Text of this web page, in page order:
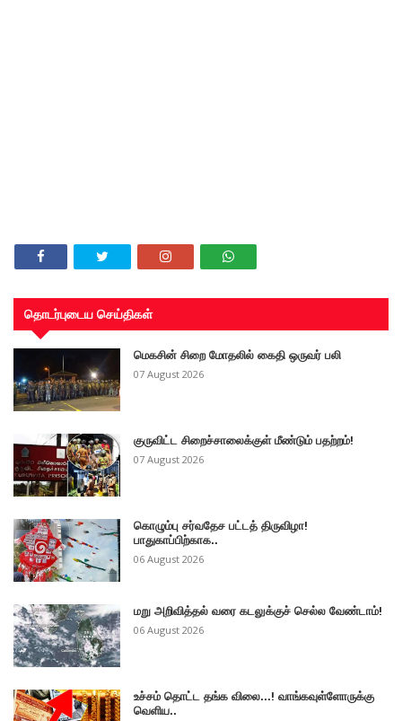
தொடர்புடைய செய்திகள்
மெகசின் சிறை மோதலில் கைதி ஒருவர் பலி
07 August 2026
குருவிட்ட சிறைச்சாலைக்குள் மீண்டும் பதற்றம்!
07 August 2026
கொழும்பு சர்வதேச பட்டத் திருவிழா!
பாதுகாப்பிற்காக..
06 August 2026
மறு அறிவித்தல் வரை கடலுக்குச் செல்ல வேண்டாம்!
06 August 2026
உச்சம் தொட்ட தங்க விலை...! வாங்கவுள்ளோருக்கு
வெளிய..